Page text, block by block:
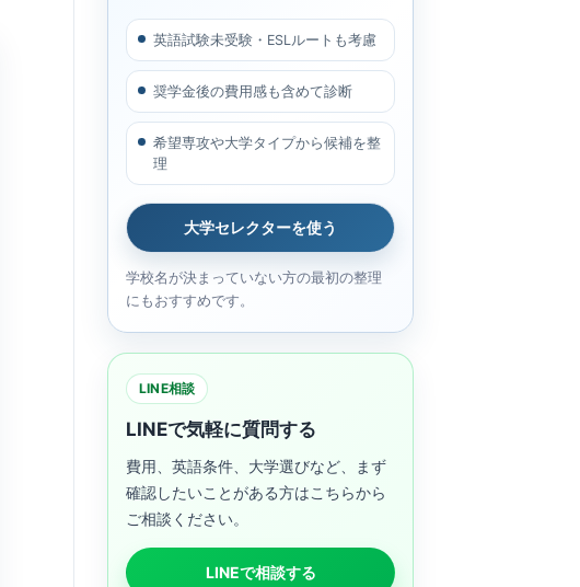
英語試験未受験・ESLルートも考慮
奨学金後の費用感も含めて診断
希望専攻や大学タイプから候補を整
理
大学セレクターを使う
学校名が決まっていない方の最初の整理
にもおすすめです。
LINE相談
LINEで気軽に質問する
費用、英語条件、大学選びなど、まず
確認したいことがある方はこちらから
ご相談ください。
LINEで相談する